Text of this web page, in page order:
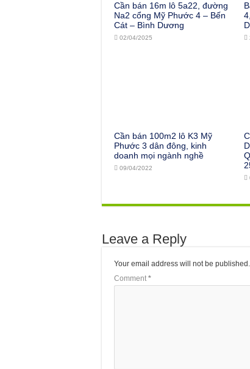
Cần bán 16m lô 5a22, đường
Na2 cổng Mỹ Phước 4 – Bến
Cát – Bình Dương
02/04/2025
Cần bán 100m2 lô K3 Mỹ
Phước 3 dân đông, kinh
doanh mọi ngành nghề
09/04/2022
Leave a Reply
Your email address will not be published.
Comment *